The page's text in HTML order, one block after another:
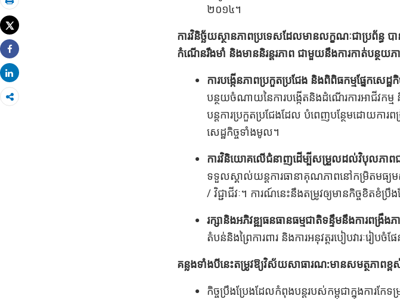
បោះ​ពុម្ភ
Tweet
Share
Share
២០១៤។
ការវិនិច្ឆ័យស្ថានភាពប្រទេសដែលមានលក្ខណៈជាប្រព័ន្ធ
កំណើនរឹងមាំ និងមាននិរន្តរភាព ជាមួយនឹងការកាត់បន្ថយភ
ការបង្កើនភាពប្រកួតប្រជែង និងពិពិធកម្មផ្នែកសេដ្
បន្ថយចំណាយនៃការបង្កើតនិងដំណើរការអាជីវកម្
បន្តការប្រកួតប្រជែងដែល​​ បំពេញបន្ថែមដោយការព
សេដ្ឋកិច្ចទាំងមូល។
ការវិនិយោគលើជំនាញដើម្បីសម្រួលដល់វិបុលភាពជ
ទទួលស្គាល់យន្តការធានាគុណភាពនៅកម្រិតមធ្យ
/ វិជ្ជាជីវៈ។ ការណ៍នេះនឹងតម្រូវឲ្យមានកិច្ចខិតខំប្រឹ
រក្សានិងអភិវឌ្ឍធនធានធម្មជាតិទន្ទឹមនឹងការពង្រឹ
តំបន់និងព្រៃការពារ និងការអនុវត្តរបៀបវារៈរៀបចំផ
គន្លងទាំងបីនេះតម្រូវឱ្យវិស័យសាធារណ:មានសមត្ថភាពខ្ព
កិច្ចប្រឹងប្រែងដែលកំពុងបន្តរបស់កម្ពុជាក្នុងការកែ